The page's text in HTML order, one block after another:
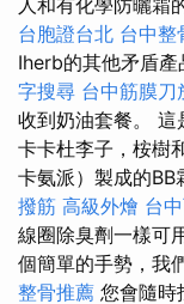
人和有化學防曬霜
台胞證台北 台中整
Iherb的其他矛盾產
字搜尋 台中筋膜刀
收到奶油套餐。 這
卡卡杜李子，桉樹
卡氨派）製成的BB
撥筋 高級外燴 台
線圈除臭劑一樣可
個簡單的手勢，我
整骨推薦 您會隨時